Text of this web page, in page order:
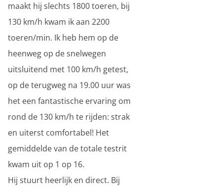
maakt hij slechts 1800 toeren, bij
130 km/h kwam ik aan 2200
toeren/min. Ik heb hem op de
heenweg op de snelwegen
uitsluitend met 100 km/h getest,
op de terugweg na 19.00 uur was
het een fantastische ervaring om
rond de 130 km/h te rijden: strak
en uiterst comfortabel! Het
gemiddelde van de totale testrit
kwam uit op 1 op 16.
Hij stuurt heerlijk en direct. Bij